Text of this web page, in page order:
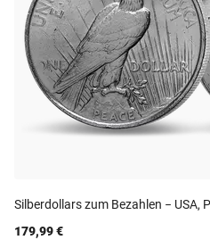
Silberdollars zum Bezahlen − USA,
179,99 €